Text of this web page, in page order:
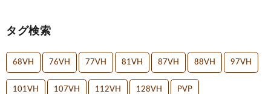
タグ検索
68VH 76VH 77VH 81VH 87VH 88VH 97VH
101VH 107VH 112VH 128VH PVP